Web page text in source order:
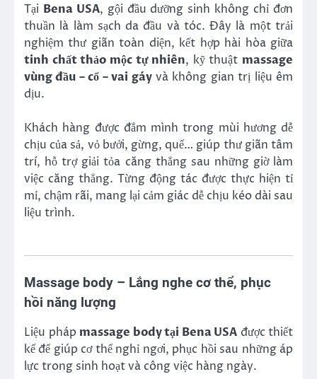
Tại Bena USA, gội đầu dưỡng sinh không chỉ đơn
thuần là làm sạch da đầu và tóc. Đây là một trải
nghiệm thư giãn toàn diện, kết hợp hài hòa giữa
tinh chất thảo mộc tự nhiên, kỹ thuật massage
vùng đầu – cổ – vai gáyvà không gian trị liệu êm
dịu.
Khách hàng được đắm mình trong mùi hương dễ
chịu của sả, vỏ bưởi, gừng, quế… giúp thư giãn tâm
trí, hỗ trợ giải tỏa căng thẳng sau những giờ làm
việc căng thẳng. Từng động tác được thực hiện tỉ
mỉ, chậm rãi, mang lại cảm giác dễ chịu kéo dài sau
liệu trình.
Massage body – Lắng nghe cơ thể, phục
hồi năng lượng
Liệu pháp massage body tại Bena USA được thiết
kế để giúp cơ thể nghỉ ngơi, phục hồi sau những áp
lực trong sinh hoạt và công việc hàng ngày.